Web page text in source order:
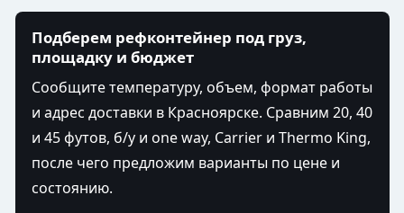
Подберем рефконтейнер под груз,
площадку и бюджет
Сообщите температуру, объем, формат работы
и адрес доставки в Красноярске. Сравним 20, 40
и 45 футов, б/у и one way, Carrier и Thermo King,
после чего предложим варианты по цене и
состоянию.